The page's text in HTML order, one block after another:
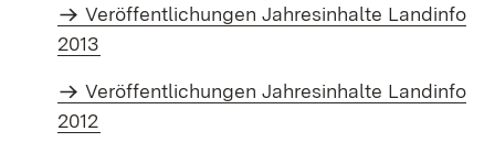
Veröffentlichungen Jahresinhalte Landinfo
2013
Veröffentlichungen Jahresinhalte Landinfo
2012